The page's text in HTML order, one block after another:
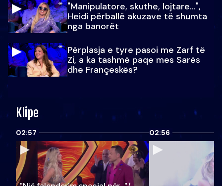
"Manipulatore, skuthe, lojtare...",
Heidi përballë akuzave të shumta
nga banorët
Përplasja e tyre pasoi me Zarf të
Zi, a ka tashmë paqe mes Sarës
dhe Françeskës?
Klipe
02:57 02:56